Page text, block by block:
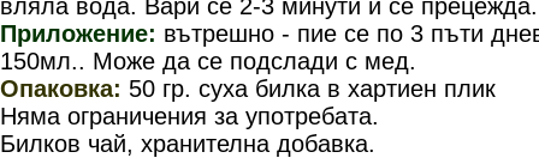
вляла вода. Вари се 2-3 минути и се прецежда.
Приложение: вътрешно - пие се по 3 пъти
150мл.. Може да се подслади с мед.
Опаковка: 50 гр. суха билка в хартиен плик
Няма ограничения за употребата.
Билков чай, хранителна добавка.